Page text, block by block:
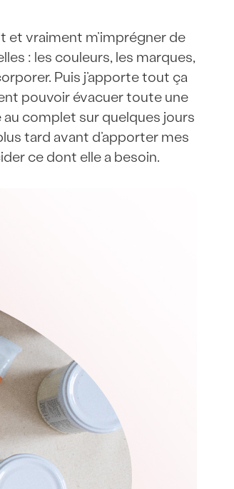
et vraiment m’imprégner de
: les couleurs, les marques,
Puis j’apporte tout ça
pouvoir évacuer toute une
complet sur quelques jours
tard avant d’apporter mes
ce dont elle a besoin.